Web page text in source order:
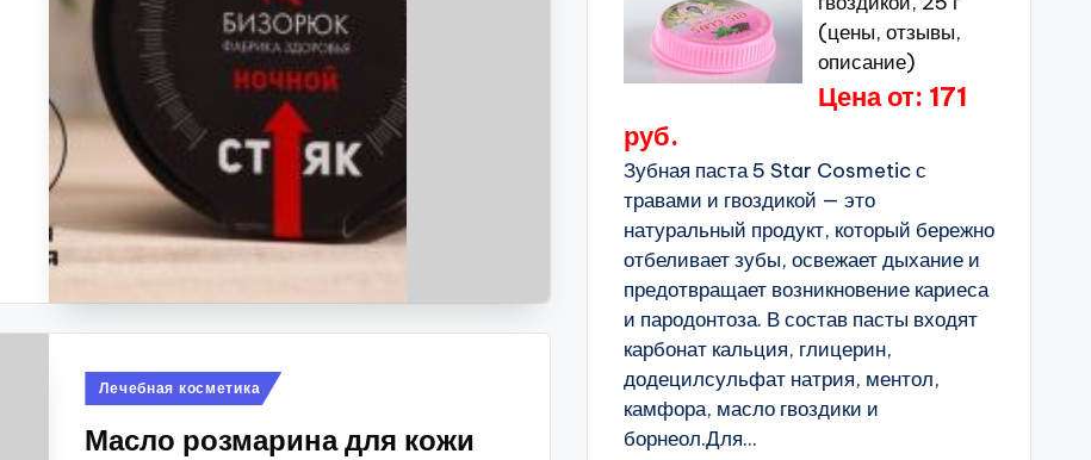
Опубликовано
Лечебная косметика
Масло розмарина для кожи
(цены, отзывы,
описание)
Цена от: 171
руб.
Зубная паста 5 Star Cosmetic с
травами и гвоздикой — это
натуральный продукт, который бережно
отбеливает зубы, освежает дыхание и
предотвращает возникновение кариеса
и пародонтоза. В состав пасты входят
карбонат кальция, глицерин,
додецилсульфат натрия, ментол,
камфора, масло гвоздики и
борнеол.Для...